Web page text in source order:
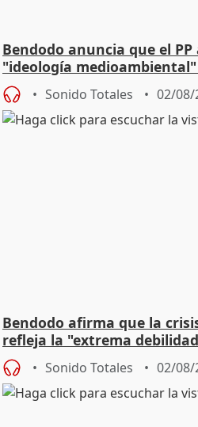
Bendodo anuncia que el
"ideología
playas
Sonido Totales 02/08/
Bendodo afirma que la
refleja la "extrema
Sonido Totales 02/08/